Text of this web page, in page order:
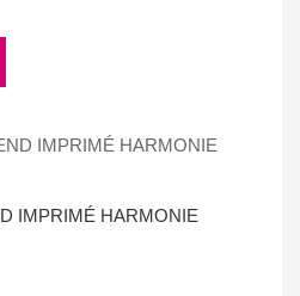
IMPRIMÉ HARMONIE